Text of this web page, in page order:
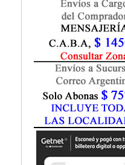
Fisiatría / Kinesiología
Fisiología / Fisiopatología
Fonoaudiología
Gastroenterología
Geriatría
Ginecología / Obstetricia
Hematología
Histología
Homeopatía
Infectología